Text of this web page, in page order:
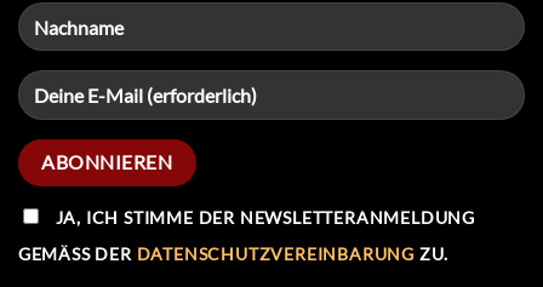
JA, ICH STIMME DER NEWSLETTERANMELDUNG
GEMÄSS DER DATENSCHUTZVEREINBARUNG ZU.